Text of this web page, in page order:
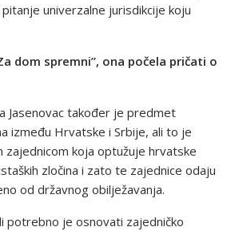
univerzalne jurisdikcije koju
dom spremni”, ona počela pričati o
Jasenovac također je predmet
između Hrvatske i Srbije, ali to je
zajednicom koja optužuje hrvatske
zločina i zato te zajednice odaju
od državnog obilježavanja.
potrebno je osnovati zajedničko